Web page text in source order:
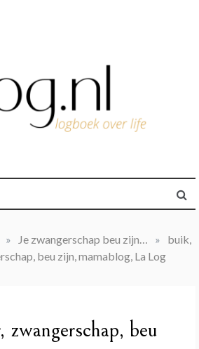
» Je zwangerschap beu zijn… »
buik,
beu zijn, mamablog, La Log
zwangerschap, beu